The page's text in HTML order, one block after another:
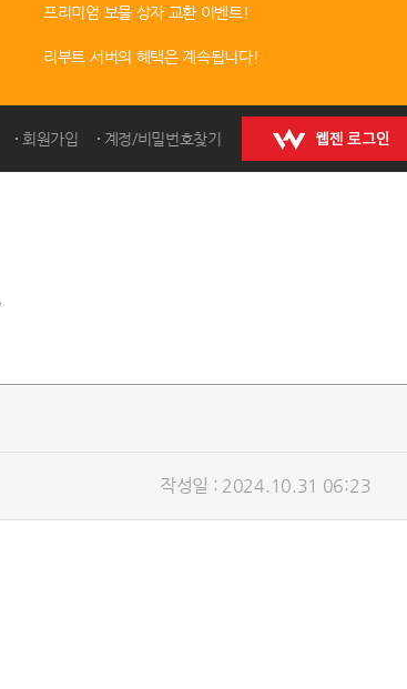
프리미엄 보물 상자 교환 이벤트!
리부트 서버의 혜택은 계속됩니다!
회원가입 계정/비밀번호찾기
작성일 : 2024.10.31 06:23